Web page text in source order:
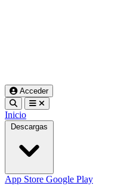
Acceder
Inicio
Descargas
App Store Google Play